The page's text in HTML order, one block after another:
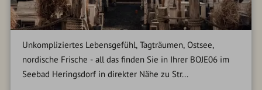
Unkompliziertes Lebensgefühl, Tagträumen, Ostsee,
nordische Frische - all das finden Sie in Ihrer BOJE06 im
Seebad Heringsdorf in direkter Nähe zu Str...